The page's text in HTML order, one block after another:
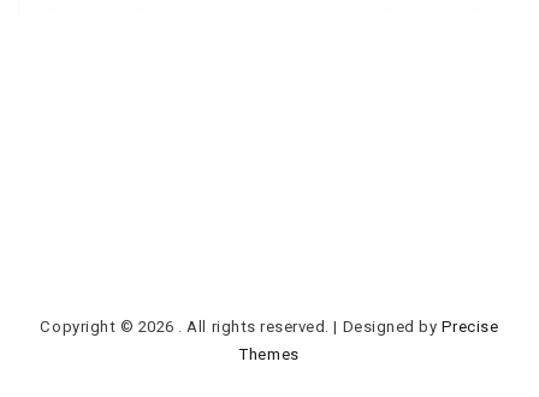
Copyright © 2026 . All rights reserved. | Designed by Precise
Themes